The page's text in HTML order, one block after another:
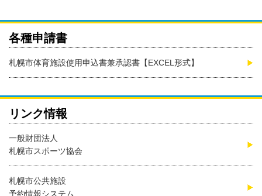
各種申請書
札幌市体育施設使用申込書兼承認書【EXCEL形式】
リンク情報
一般財団法人
札幌市スポーツ協会
札幌市公共施設
予約情報システム